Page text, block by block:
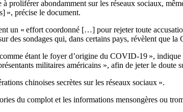
abondamment sur les réseaux sociaux,
», précise le document.
un « effort coordonné […] pour rejeter toute
des sondages qui, dans certains pays, révèlent que
étant le foyer d’origine du COVID-19 »,
militaires américains », afin de jeter le doute
chinoises secrètes sur les réseaux sociaux ».
du complot et les informations mensongères ou